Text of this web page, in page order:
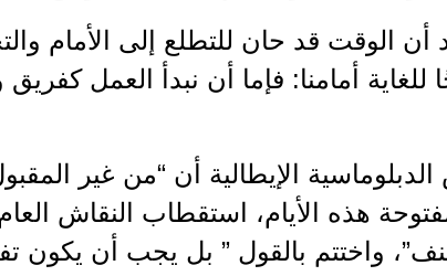
أن الوقت قد حان للتطلع إلى الأمام
للغاية أمامنا: فإما أن نبدأ العمل
الإيطالية أن “من غير
هذه الأيام، استقطاب النقاش
واختتم بالقول ” بل يجب أن يكون